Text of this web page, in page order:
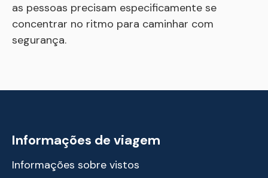
as pessoas precisam especificamente se
concentrar no ritmo para caminhar com
segurança.
Informações de viagem
Informações sobre vistos